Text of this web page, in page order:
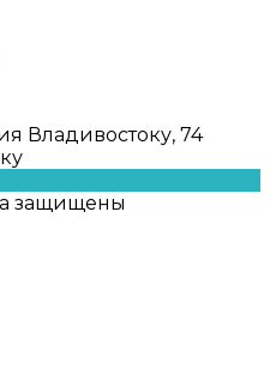
Владивостоку, 74
защищены